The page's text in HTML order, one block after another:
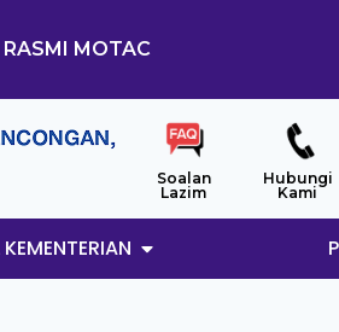
MOTAC
Soalan
Lazim
Hubungi
Kami
KEMENTERIAN